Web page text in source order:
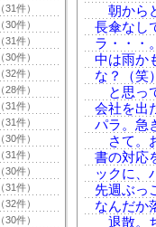
（31件）
（30件）
（31件）
（30件）
（32件）
（28件）
（31件）
（31件）
（30件）
（31件）
（30件）
（31件）
（32件）
（30件）
朝から
長傘なし
ラ・・・
中は雨か
な？（笑
と思っ
会社を出
パラ。急
さて。
書の対応
ックに、
先週ぶっ
なんだか
退散。